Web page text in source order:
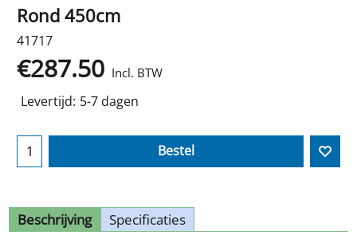
Rond 450cm
41717
€287.50 Incl. BTW
Levertijd: 5-7 dagen
Bestel
Beschrijving Specificaties